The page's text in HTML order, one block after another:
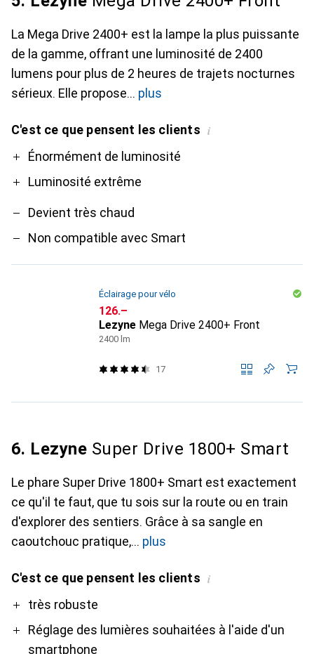
La Mega Drive 2400+ est la lampe la plus puissante
de la gamme, offrant une luminosité de 2400
lumens pour plus de 2 heures de trajets nocturnes
sérieux. Elle propose
plus
C'est ce que pensent les clients i
ProÉnormément de luminosité
Luminosité extrême
Contre
Devient très chaud
Non compatible avec Smart
Éclairage pour vélo
CHF
126.–
Lezyne Mega Drive 2400+ Front
2400 lm
17
6. Lezyne Super Drive 1800+ Smart
Le phare Super Drive 1800+ Smart est exactement
ce qu'il te faut, que tu sois sur la route ou en train
d'explorer des sentiers. Grâce à sa sangle en
caoutchouc pratique,
plus
C'est ce que pensent les clients i
Protrès robuste
Réglage des lumières souhaitées à l'aide d'un
smartphone